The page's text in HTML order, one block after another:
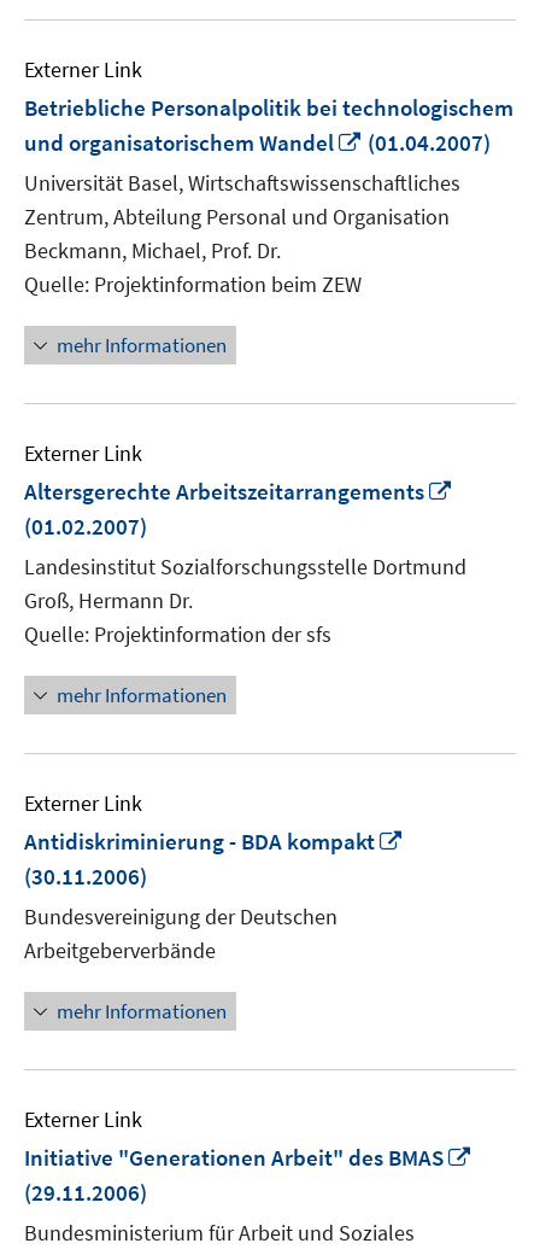
Externer Link
Betriebliche Personalpolitik bei technologischem
und organisatorischem Wandel
In
neuem
Fenster
öffnen
(01.04.2007)
Universität Basel, Wirtschaftswissenschaftliches
Zentrum, Abteilung Personal und Organisation
Beckmann, Michael, Prof. Dr.
Quelle: Projektinformation beim ZEW
mehr Informationen
Externer Link
Altersgerechte Arbeitszeitarrangements
öffnen
(01.02.2007)
Landesinstitut Sozialforschungsstelle Dortmund
Groß, Hermann Dr.
Quelle: Projektinformation der sfs
mehr Informationen
Externer Link
Antidiskriminierung - BDA kompakt
(30.11.2006)
Bundesvereinigung der Deutschen
Arbeitgeberverbände
mehr Informationen
Externer Link
Initiative "Generationen Arbeit" des BMAS
(29.11.2006)
Bundesministerium für Arbeit und Soziales